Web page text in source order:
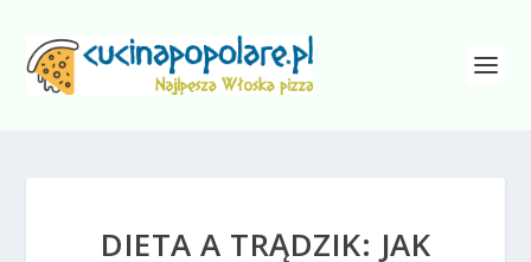
DIETA A TRĄDZIK: JAK